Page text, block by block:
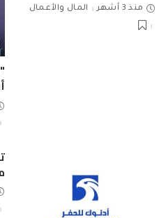
منذ 3 أشهر المال والأعمال